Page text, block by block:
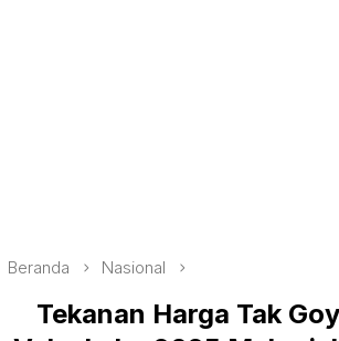
Beranda Nasional
Tekanan Harga Tak